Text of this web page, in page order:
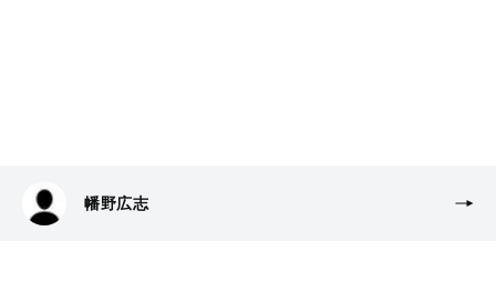
幡野広志